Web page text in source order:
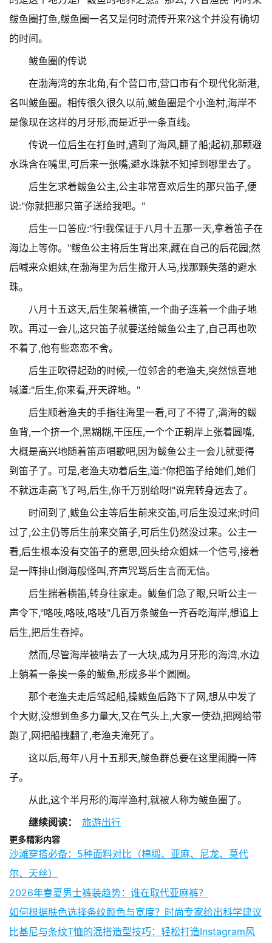
鲅鱼圈打鱼,鲅鱼圈一名又是何时流传开来?这个并没有确切
的时间。
鲅鱼圈的传说
在渤海湾的东北角,有个营口市,营口市有个现代化新港,
名叫鲅鱼圈。相传很久很久以前,鲅鱼圈是个小渔村,海岸不
是像现在这样的月牙形,而是近乎一条直线。
传说一位后生在打鱼时,遇到了海风,翻了船;起初,那颗避
水珠含在嘴里,可后来一张嘴,避水珠就不知掉到哪里去了。
后生乞求着鲅鱼公主,公主非常喜欢后生的那只笛子,便
说:"你就把那只笛子送给我吧。"
后生一口答应:"行!我保证于八月十五那一天,拿着笛子在
海边上等你。"鲅鱼公主将后生背出来,藏在自己的后花园;然
后喊来众姐妹,在渤海里为后生撒开人马,找那颗失落的避水
珠。
八月十五这天,后生架着横笛,一个曲子连着一个曲子地
吹。再过一会儿,这只笛子就要送给鲅鱼公主了,自己再也吹
不着了,他有些恋恋不舍。
后生正吹得起劲的时候,一位邻舍的老渔夫,突然惊喜地
喊道:"后生,你来看,开天辟地。"
后生顺着渔夫的手指往海里一看,可了不得了,满海的鲅
鱼背,一个挤一个,黑糊糊,干压压,一个个正朝岸上张着圆嘴,
大概是高兴地随着笛声唱歌吧,因为鲅鱼公主一会儿就要得
到笛子了。可是,老渔夫劝着后生,道:"你把笛子给她们,她们
不就远走高飞了吗,后生,你千万别给呀!"说完转身远去了。
时间到了,鲅鱼公主等后生前来交笛,可后生没过来;时间
过了,公主仍等后生前来交笛子,可后生仍然没过来。公主一
看,后生根本没有交笛子的意思,回头给众姐妹一个信号,接着
是一阵排山倒海般怪叫,齐声咒骂后生言而无信。
后生揣着横笛,转身往家走。鲅鱼们急了眼,只听公主一
声令下,"咯吱,咯吱,咯吱"几百万条鲅鱼一齐吞吃海岸,想追上
后生,把后生吞掉。
然而,尽管海岸被啃去了一大块,成为月牙形的海湾,水边
上躺着一条挨一条的鲅鱼,形成多半个圆圈。
那个老渔夫走后驾起船,操鲅鱼后路下了网,想从中发了
个大财,没想到鱼多力量大,又在气头上,大家一使劲,把网给带
跑了,网把船拽翻了,老渔夫淹死了。
这以后,每年八月十五那天,鲅鱼群总要在这里闹腾一阵
子。
从此,这个半月形的海岸渔村,就被人称为鲅鱼圈了。
继续阅读：
旅游出行
更多精彩内容
沙滩穿搭必备：5种面料对比（棉缎、亚麻、尼龙、莫代
尔、天丝）
2026年春夏男士裤装趋势：谁在取代亚麻裤？
如何根据肤色选择条纹颜色与宽度？时尚专家给出科学建议
比基尼与条纹T恤的混搭造型技巧：轻松打造Instagram风